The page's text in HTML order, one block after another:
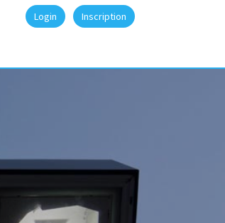
Login Inscription